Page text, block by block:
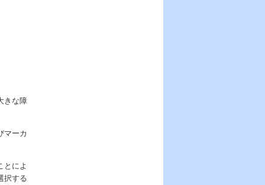
きな障
マーカ
とによ
択する